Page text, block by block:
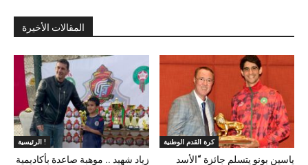
المقالات الأخيرة
الرئيسية !
زياد شهيد .. موهبة صاعدة بأكاديمية
كرة القدم الوطنية
ياسين بونو يتسلم جائزة “الأسد